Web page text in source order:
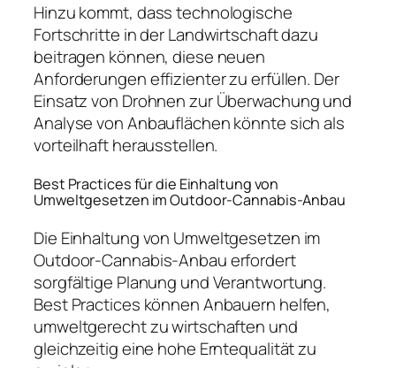
Hinzu kommt, dass technologische
Fortschritte in der Landwirtschaft dazu
beitragen können, diese neuen
Anforderungen effizienter zu erfüllen. Der
Einsatz von Drohnen zur Überwachung und
Analyse von Anbauflächen könnte sich als
vorteilhaft herausstellen.
Best Practices für die Einhaltung von
Umweltgesetzen im Outdoor-Cannabis-Anbau
Die Einhaltung von Umweltgesetzen im
Outdoor-Cannabis-Anbau erfordert
sorgfältige Planung und Verantwortung.
Best Practices können Anbauern helfen,
umweltgerecht zu wirtschaften und
gleichzeitig eine hohe Erntequalität zu